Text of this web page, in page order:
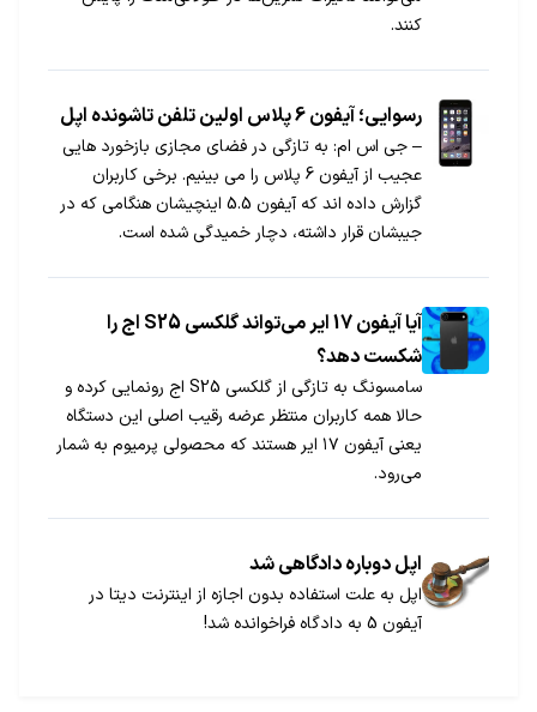
کنند.
رسوایی؛ آیفون 6 پلاس اولین تلفن تاشونده اپل
– جی اس ام: به تازگی در فضای مجازی بازخورد هایی
عجیب از آیفون 6 پلاس را می بینیم. برخی کاربران
گزارش داده اند که آیفون 5.5 اینچیشان هنگامی که در
جیبشان قرار داشته، دچار خمیدگی شده است.
آیا آیفون 17 ایر می‌تواند گلکسی S25 اج را
شکست دهد؟
سامسونگ به تازگی از گلکسی S25 اج رونمایی کرده و
حالا همه کاربران منتظر عرضه رقیب اصلی این دستگاه
یعنی آیفون ۱۷ ایر هستند که محصولی پرمیوم به شمار
می‌رود.
اپل دوباره دادگاهی شد
اپل به علت استفاده بدون اجازه از اینترنت دیتا در
آیفون 5 به دادگاه فراخوانده شد!